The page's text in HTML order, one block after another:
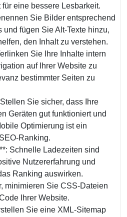
eine bessere Lesbarkeit.
Sie Bilder entsprechend
und fügen Sie Alt-Texte hinzu,
den Inhalt zu verstehen.
Sie Ihre Inhalte intern
auf Ihrer Website zu
bestimmter Seiten zu
Sie sicher, dass Ihre
Geräten gut funktioniert und
Optimierung ist ein
Ranking.
Schnelle Ladezeiten sind
Nutzererfahrung und
Ranking auswirken.
minimieren Sie CSS-Dateien
Ihrer Website.
Sie eine XML-Sitemap